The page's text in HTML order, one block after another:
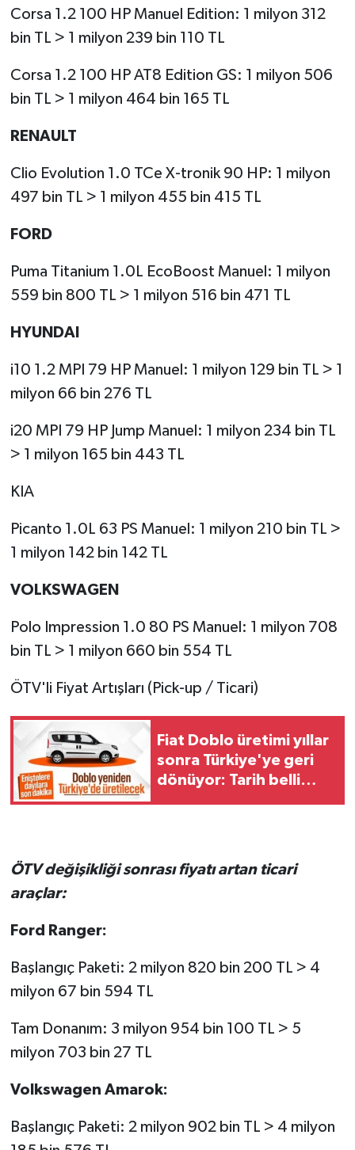
Corsa 1.2 100 HP Manuel Edition: 1 milyon 312
bin TL > 1 milyon 239 bin 110 TL
Corsa 1.2 100 HP AT8 Edition GS: 1 milyon 506
bin TL > 1 milyon 464 bin 165 TL
RENAULT
Clio Evolution 1.0 TCe X-tronik 90 HP: 1 milyon
497 bin TL > 1 milyon 455 bin 415 TL
FORD
Puma Titanium 1.0L EcoBoost Manuel: 1 milyon
559 bin 800 TL > 1 milyon 516 bin 471 TL
HYUNDAI
i10 1.2 MPI 79 HP Manuel: 1 milyon 129 bin TL > 1
milyon 66 bin 276 TL
i20 MPI 79 HP Jump Manuel: 1 milyon 234 bin TL
> 1 milyon 165 bin 443 TL
KIA
Picanto 1.0L 63 PS Manuel: 1 milyon 210 bin TL >
1 milyon 142 bin 142 TL
VOLKSWAGEN
Polo Impression 1.0 80 PS Manuel: 1 milyon 708
bin TL > 1 milyon 660 bin 554 TL
ÖTV'li Fiyat Artışları (Pick-up / Ticari)
Fiat Doblo üretimi yıllar
sonra Türkiye'ye geri
dönüyor: Tarih belli
ÖTV değişikliği sonrası fiyatı artan ticari
araçlar:
Ford Ranger:
Başlangıç Paketi: 2 milyon 820 bin 200 TL > 4
milyon 67 bin 594 TL
Tam Donanım: 3 milyon 954 bin 100 TL > 5
milyon 703 bin 27 TL
Volkswagen Amarok:
Başlangıç Paketi: 2 milyon 902 bin TL > 4 milyon